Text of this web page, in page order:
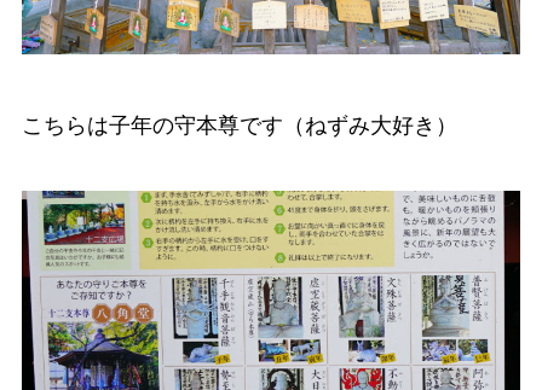
こちらは子年の守本尊です（ねずみ大好き）